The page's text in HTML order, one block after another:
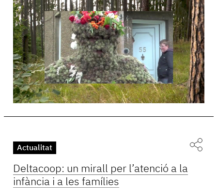
Actualitat
Deltacoop: un mirall per l’atenció a la
infància i a les famílies